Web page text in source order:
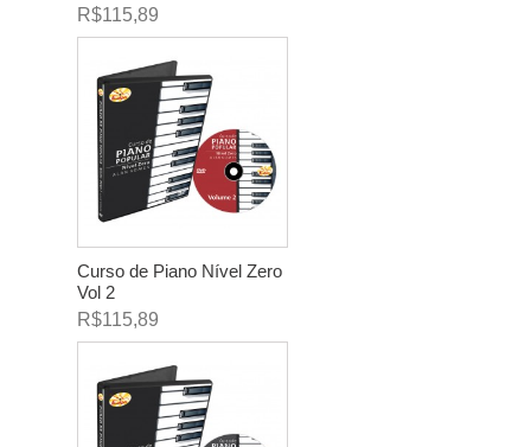
R$115,89
Curso de Piano Nível Zero
Vol 2
R$115,89